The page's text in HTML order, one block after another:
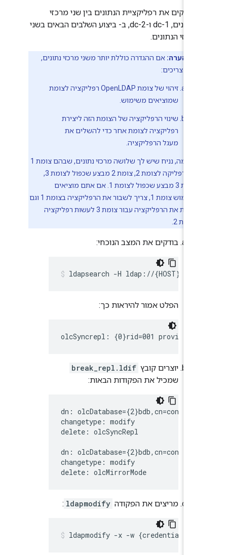
מפרקים את רפליקציית הנתונים בין שני מרכזי
הנתונים, dc-1 ו-dc-2, ב- ביצוע השלבים הבאים בשני
מרכזי הנתונים.
אם ההגדרה כוללת יותר משני מרכזי נתונים,
זיהוי של צומת OpenLDAP רפליקציה לצומת
שמוציאים משימוש.
שינוי הרפליקציה של הצומת הזה ליצירת
רפליקציה לצומת אחר כדי להשלים את
מעגל הרפליקציה.
לדוגמה, נניח שיש לך שלושה מרכזי נתונים, שבהם צומת 1
יוצר רפליקה לצומת 2, צומת 2 מבצע שכפול לצומת 3,
וצומת 3 מבצע שכפול לצומת 1. אם אתם מוציאים
משימוש צומת 1, צריך לשבור את הרפליקציה בצומת 1 וגם
לשנות את הרפליקציה עבור צומת 3 לעשות רפליקציה
בודקים את המצב הנוכחי:
ldapsearch -H ldap://
הפלט אמור להיראות כך:
olcSyncrepl: {0}rid=001
יוצרים קובץ break_repl.ldif
שמכיל את הפקודות הבאות:
dn: olcDatabase={2}bdb,cn=config
changetype: modify
delete: olcSyncRepl
dn: olcDatabase={2}bdb,cn=config
changetype: modify
delete: olcMirrorMode
מריצים את הפקודה ldapmodify
:
ldapmodify -x -w {credentials} -